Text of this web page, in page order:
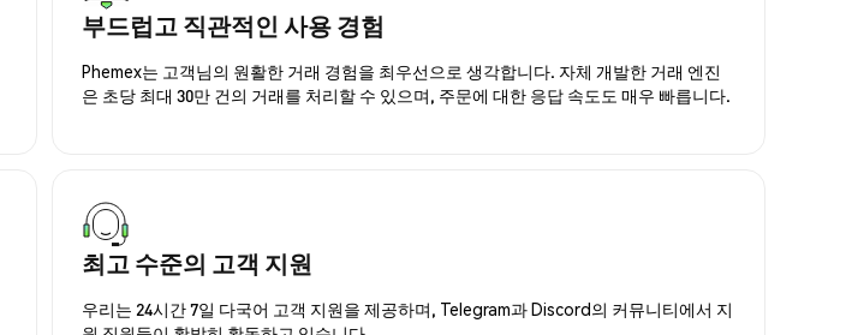
부드럽고 직관적인 사용 경험
Phemex는 고객님의 원활한 거래 경험을 최우선으로 생각합니다. 자체 개발한 거래 엔진
은 초당 최대 30만 건의 거래를 처리할 수 있으며, 주문에 대한 응답 속도도 매우 빠릅니다.
최고 수준의 고객 지원
우리는 24시간 7일 다국어 고객 지원을 제공하며, Telegram과 Discord의 커뮤니티에서 지